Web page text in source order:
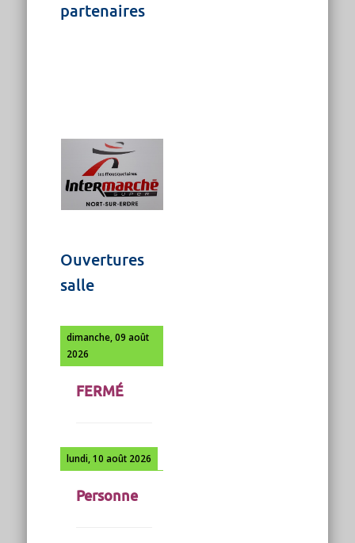
partenaires
Ouvertures
salle
dimanche, 09 août
2026
FERMÉ
lundi, 10 août 2026
Personne